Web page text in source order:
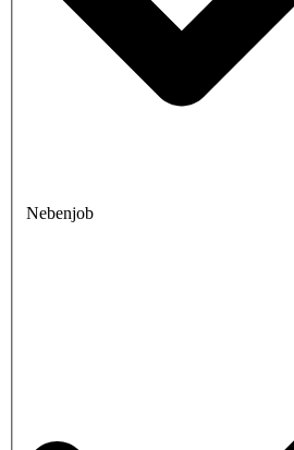
Nebenjob